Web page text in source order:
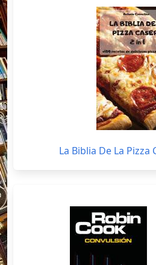
La Biblia De La Pizza